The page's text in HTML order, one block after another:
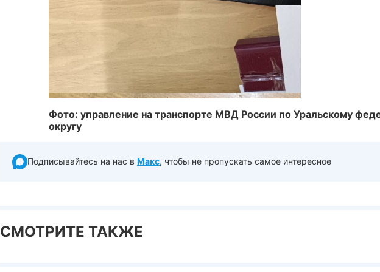
Фото: управление на транспорте МВД России по Уральскому
округу
Подписывайтесь на нас в Макс, чтобы не пропускать самое интересное
СМОТРИТЕ ТАКЖЕ